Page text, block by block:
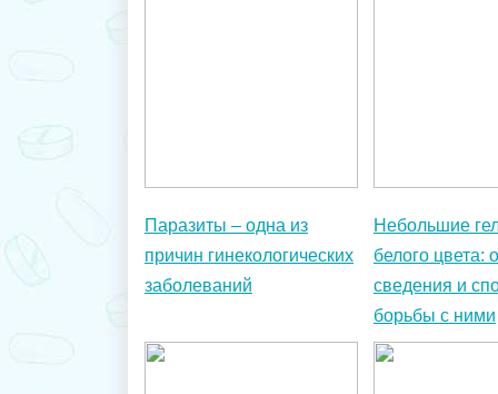
Паразиты – одна из
причин гинекологических
заболеваний
Небольшие
белого цвета:
сведения и
борьбы с ними